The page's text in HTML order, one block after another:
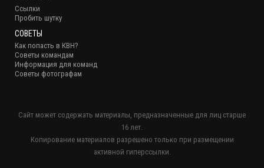
Ссылки
Пробить шутку
СОВЕТЫ
Как попасть в КВН?
Советы командам
Информация для команд
Советы фотографам
Сайт может содержать материалы, предназначенные для лиц старше
16 лет.
Копирование материалов разрешено только при размещении
активной гиперссылки.